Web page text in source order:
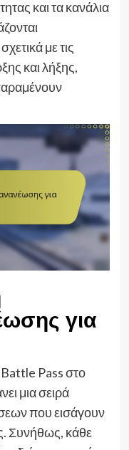
και τα κανάλια
με τις
και λήξης,
για
Battle Pass στο
μια σειρά
που εισάγουν
Συνήθως, κάθε